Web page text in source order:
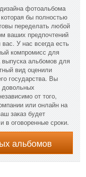
фотоальбома
бы полностью
переделать любой
ваших предпочтений
У нас всегда есть
компромисс для
выпуска альбомов для
вид оценили
государства. Вы
довольных
от того,
или онлайн на
заказ будет
в оговоренные сроки.
альбомов